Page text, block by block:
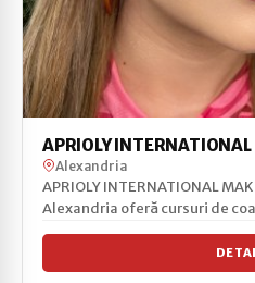
APRIOLY
Alexandria
APRIOLY INTERNATIONAL
Alexandria oferă cursuri de
specialize...